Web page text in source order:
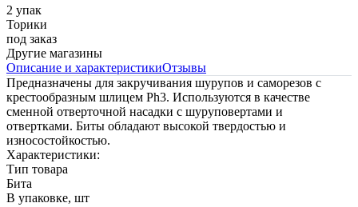
2 упак
Торики
под заказ
Другие магазины
Описание и характеристикиОтзывы
Предназначены для закручивания шурупов и саморезов с
крестообразным шлицем Ph3. Используются в качестве
сменной отверточной насадки с шуруповертами и
отвертками. Биты обладают высокой твердостью и
износостойкостью.
Характеристики:
Тип товара
Бита
В упаковке, шт